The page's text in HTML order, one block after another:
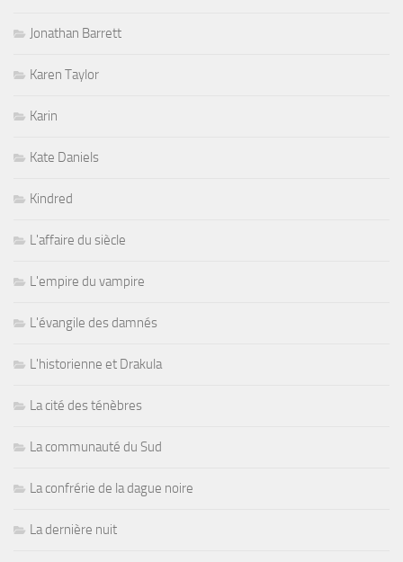
Jonathan Barrett
Karen Taylor
Karin
Kate Daniels
Kindred
L'affaire du siècle
L'empire du vampire
L'évangile des damnés
L'historienne et Drakula
La cité des ténèbres
La communauté du Sud
La confrérie de la dague noire
La dernière nuit